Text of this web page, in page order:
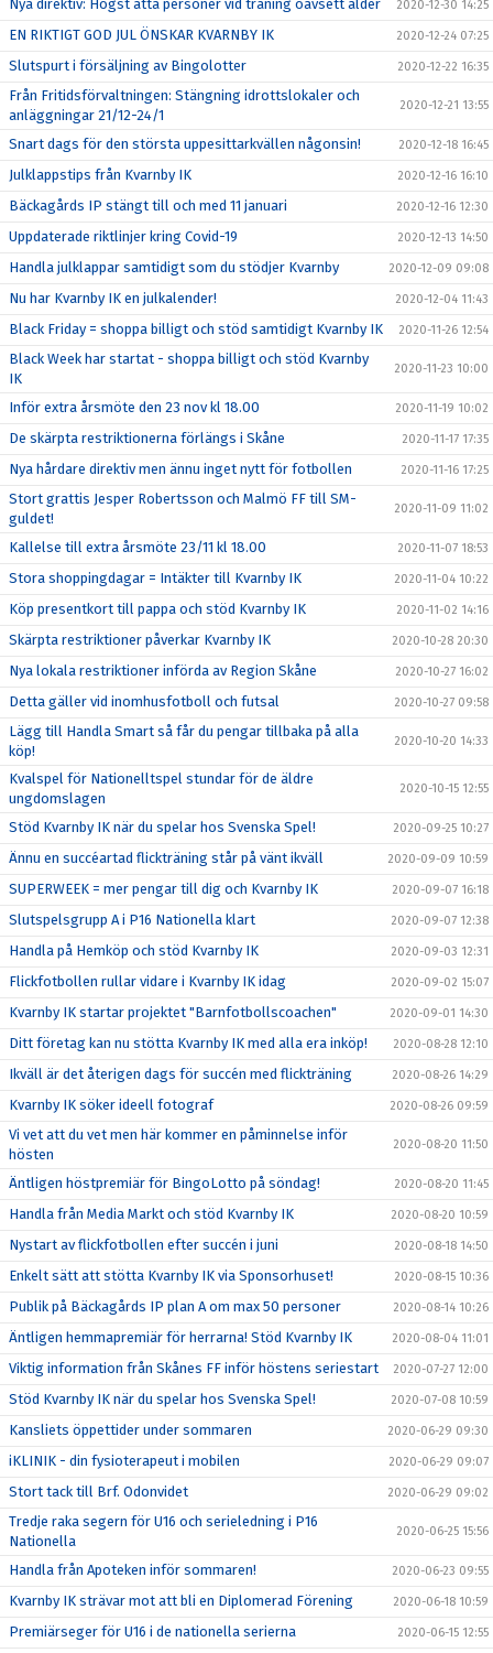
Nya direktiv: Högst åtta personer vid träning oavsett ålder 2020-12-30 14:25
EN RIKTIGT GOD JUL ÖNSKAR KVARNBY IK 2020-12-24 07:25
Slutspurt i försäljning av Bingolotter 2020-12-22 16:35
Från Fritidsförvaltningen: Stängning idrottslokaler och
anläggningar 21/12-24/1
2020-12-21 13:55
Snart dags för den största uppesittarkvällen någonsin! 2020-12-18 16:45
Julklappstips från Kvarnby IK 2020-12-16 16:10
Bäckagårds IP stängt till och med 11 januari 2020-12-16 12:30
Uppdaterade riktlinjer kring Covid-19 2020-12-13 14:50
Handla julklappar samtidigt som du stödjer Kvarnby 2020-12-09 09:08
Nu har Kvarnby IK en julkalender! 2020-12-04 11:43
Black Friday = shoppa billigt och stöd samtidigt Kvarnby IK 2020-11-26 12:54
Black Week har startat - shoppa billigt och stöd Kvarnby
IK
2020-11-23 10:00
Inför extra årsmöte den 23 nov kl 18.00 2020-11-19 10:02
De skärpta restriktionerna förlängs i Skåne 2020-11-17 17:35
Nya hårdare direktiv men ännu inget nytt för fotbollen 2020-11-16 17:25
Stort grattis Jesper Robertsson och Malmö FF till SM-
guldet!
2020-11-09 11:02
Kallelse till extra årsmöte 23/11 kl 18.00 2020-11-07 18:53
Stora shoppingdagar = Intäkter till Kvarnby IK 2020-11-04 10:22
Köp presentkort till pappa och stöd Kvarnby IK 2020-11-02 14:16
Skärpta restriktioner påverkar Kvarnby IK 2020-10-28 20:30
Nya lokala restriktioner införda av Region Skåne 2020-10-27 16:02
Detta gäller vid inomhusfotboll och futsal 2020-10-27 09:58
Lägg till Handla Smart så får du pengar tillbaka på alla
köp!
2020-10-20 14:33
Kvalspel för Nationelltspel stundar för de äldre
ungdomslagen
2020-10-15 12:55
Stöd Kvarnby IK när du spelar hos Svenska Spel! 2020-09-25 10:27
Ännu en succéartad flickträning står på vänt ikväll 2020-09-09 10:59
SUPERWEEK = mer pengar till dig och Kvarnby IK 2020-09-07 16:18
Slutspelsgrupp A i P16 Nationella klart 2020-09-07 12:38
Handla på Hemköp och stöd Kvarnby IK 2020-09-03 12:31
Flickfotbollen rullar vidare i Kvarnby IK idag 2020-09-02 15:07
Kvarnby IK startar projektet "Barnfotbollscoachen" 2020-09-01 14:30
Ditt företag kan nu stötta Kvarnby IK med alla era inköp! 2020-08-28 12:10
Ikväll är det återigen dags för succén med flickträning 2020-08-26 14:29
Kvarnby IK söker ideell fotograf 2020-08-26 09:59
Vi vet att du vet men här kommer en påminnelse inför
hösten
2020-08-20 11:50
Äntligen höstpremiär för BingoLotto på söndag! 2020-08-20 11:45
Handla från Media Markt och stöd Kvarnby IK 2020-08-20 10:59
Nystart av flickfotbollen efter succén i juni 2020-08-18 14:50
Enkelt sätt att stötta Kvarnby IK via Sponsorhuset! 2020-08-15 10:36
Publik på Bäckagårds IP plan A om max 50 personer 2020-08-14 10:26
Äntligen hemmapremiär för herrarna! Stöd Kvarnby IK 2020-08-04 11:01
Viktig information från Skånes FF inför höstens seriestart 2020-07-27 12:00
Stöd Kvarnby IK när du spelar hos Svenska Spel! 2020-07-08 10:59
Kansliets öppettider under sommaren 2020-06-29 09:30
iKLINIK - din fysioterapeut i mobilen 2020-06-29 09:07
Stort tack till Brf. Odonvidet 2020-06-29 09:02
Tredje raka segern för U16 och serieledning i P16
Nationella
2020-06-25 15:56
Handla från Apoteken inför sommaren! 2020-06-23 09:55
Kvarnby IK strävar mot att bli en Diplomerad Förening 2020-06-18 10:59
Premiärseger för U16 i de nationella serierna 2020-06-15 12:55